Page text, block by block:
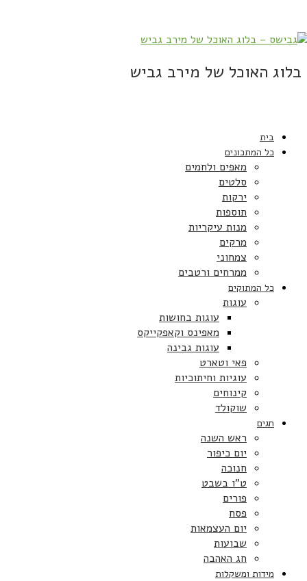
בלוג האוכל של מירב גביש
בית
כל המתכונים
מאפים ולחמים
סלטים
ירקות
תוספות
מנות עיקריות
מרקים
צמחוני
ממרחים ורטבים
כל המתוקים
עוגות
עוגות בחושות
מאפינס וקאפקייקס
עוגות גבינה
פאי וטארט
עוגיות וחיתוכיות
קינוחים
שוקולד
חגים
ראש השנה
יום כיפור
חנוכה
ט”ו בשבט
פורים
פסח
יום העצמאות
שבועות
חג האהבה
מידות ומשקלות